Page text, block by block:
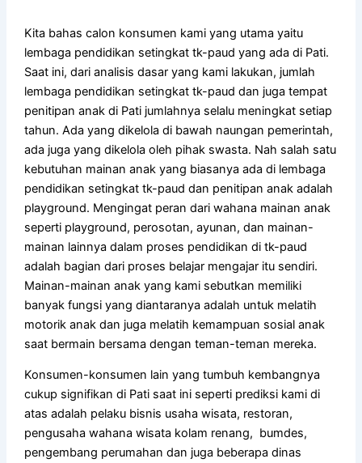
Kita bahas calon konsumen kami yang utama yaitu
lembaga pendidikan setingkat tk-paud yang ada di Pati.
Saat ini, dari analisis dasar yang kami lakukan, jumlah
lembaga pendidikan setingkat tk-paud dan juga tempat
penitipan anak di Pati jumlahnya selalu meningkat setiap
tahun. Ada yang dikelola di bawah naungan pemerintah,
ada juga yang dikelola oleh pihak swasta. Nah salah satu
kebutuhan mainan anak yang biasanya ada di lembaga
pendidikan setingkat tk-paud dan penitipan anak adalah
playground. Mengingat peran dari wahana mainan anak
seperti playground, perosotan, ayunan, dan mainan-
mainan lainnya dalam proses pendidikan di tk-paud
adalah bagian dari proses belajar mengajar itu sendiri.
Mainan-mainan anak yang kami sebutkan memiliki
banyak fungsi yang diantaranya adalah untuk melatih
motorik anak dan juga melatih kemampuan sosial anak
saat bermain bersama dengan teman-teman mereka.
Konsumen-konsumen lain yang tumbuh kembangnya
cukup signifikan di Pati saat ini seperti prediksi kami di
atas adalah pelaku bisnis usaha wisata, restoran,
pengusaha wahana wisata kolam renang, bumdes,
pengembang perumahan dan juga beberapa dinas